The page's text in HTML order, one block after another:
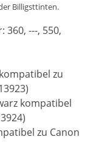
Billigsttinten.
360, ---, 550,
zu
kompatibel
zu Canon